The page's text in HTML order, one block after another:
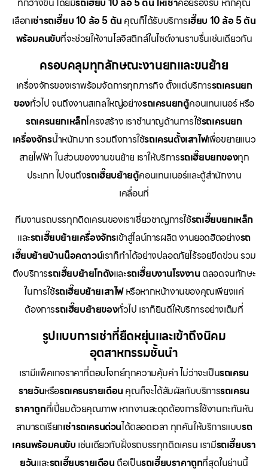
เลือกเช่ารถเฮี๊ยบ 10 ล้อ 5 ตัน คุณก็ได้รับบริการเฮี๊ยบ 10 ล้อ 5 ตัน
พร้อมคนขับที่จะช่วยให้งานโลจิสติกส์ในไซต์งานราบรื่นเช่นเดียวกัน
ครอบคลุมทุกลักษณะงานยกและขนย้าย
เครื่องจักรของเราพร้อมจัดการทุกภารกิจ ตั้งแต่บริการรถเครนยก
ของทั่วไป จนถึงงานสเกลใหญ่อย่างรถเครนยกตู้คอนเทนเนอร์ หรือ
รถเครนยกเหล็กโครงสร้าง เราชำนาญด้านการใช้รถเครนยก
เครื่องจักรน้ำหนักมาก รวมถึงการใช้รถเครนตั้งเสาไฟเพื่อขยายแนว
สายไฟฟ้า ในส่วนของงานขนย้าย เราให้บริการรถเฮี๊ยบยกของทุก
ประเภท ไปจนถึงรถเฮี๊ยบย้ายตู้คอนเทนเนอร์และตู้สำนักงาน
เคลื่อนที่
ทีมงานรถบรรทุกติดเครนของเราเชี่ยวชาญการใช้รถเฮี๊ยบยกเหล็ก
และรถเฮี๊ยบย้ายเครื่องจักรเข้าสู่ไลน์การผลิต งานยอดฮิตอย่างรถ
เฮี๊ยบย้ายบ้านน็อคดาวน์เราก็ทำได้อย่างปลอดภัยไร้รอยขีดข่วน รวม
ถึงบริการรถเฮี๊ยบย้ายโกดังและรถเฮี๊ยบงานโรงงาน ตลอดจนทักษะ
ในการใช้รถเฮี๊ยบย้ายเสาไฟหรือหากหน้างานของคุณเพียงแค่
ต้องการรถเฮี๊ยบย้ายของทั่วไป เราก็ยินดีให้บริการอย่างเต็มที่
รูปแบบการเช่าที่ยืดหยุ่นและเข้าถึงนิคม
อุตสาหกรรมชั้นนำ
เรามีแพ็คเกจราคาที่ตอบโจทย์ทุกความคุ้มค่า ไม่ว่าจะเป็นรถเครน
รายวันหรือรถเครนรายเดือน คุณก็จะได้สัมผัสกับบริการรถเครน
ราคาถูกที่เปี่ยมด้วยคุณภาพ หากงานสะดุดต้องการใช้งานกะทันหัน
สามารถเรียกเช่ารถเครนด่วนได้ตลอดเวลา ทุกคันให้บริการแบบรถ
เครนพร้อมคนขับ เช่นเดียวกับฝั่งรถบรรทุกติดเครน เรามีรถเฮี๊ยบรา
ยวันและรถเฮี๊ยบรายเดือน ถือเป็นรถเฮี๊ยบราคาถูกที่สุดในย่านนี้